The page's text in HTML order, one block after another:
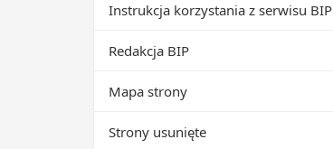
Instrukcja korzystania z serwisu BIP
Redakcja BIP
Mapa strony
Strony usunięte